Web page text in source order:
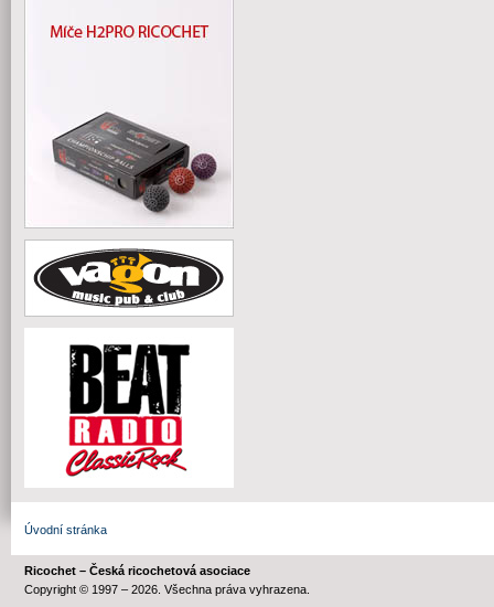
Úvodní stránka
Ricochet – Česká ricochetová asociace
Copyright © 1997 – 2026. Všechna práva vyhrazena.